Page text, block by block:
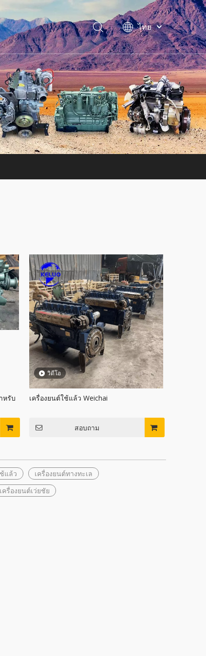
ไทย
فارسی
Bahasa
indonesia
Türk dili
Italiano
Deutsch
Português
Español
Pусский
English
หรับ
วิดีโอ
เครื่องยนต์ใช้แล้ว Weichai
สอบถาม
แล้ว
เครื่องยนต์ทางทะเล
เครื่องยนต์เว่ยชัย